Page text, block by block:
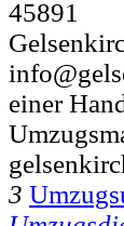
45891
einer
3